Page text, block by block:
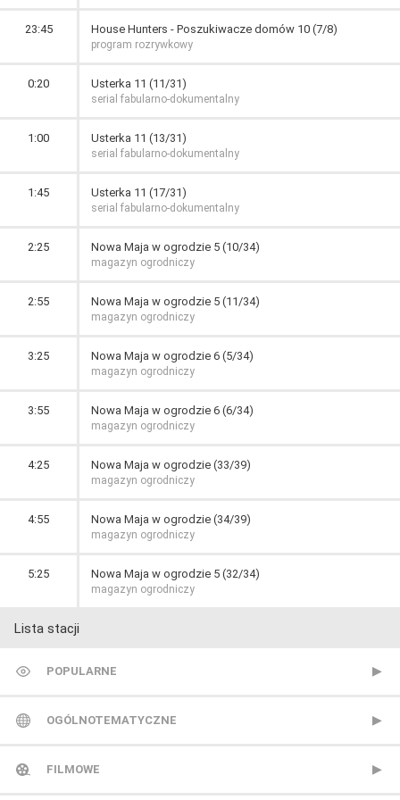
23:45 House Hunters - Poszukiwacze domów 10 (7/8)
program rozrywkowy
0:20 Usterka 11 (11/31)
serial fabularno-dokumentalny
1:00 Usterka 11 (13/31)
serial fabularno-dokumentalny
1:45 Usterka 11 (17/31)
serial fabularno-dokumentalny
2:25 Nowa Maja w ogrodzie 5 (10/34)
magazyn ogrodniczy
2:55 Nowa Maja w ogrodzie 5 (11/34)
magazyn ogrodniczy
3:25 Nowa Maja w ogrodzie 6 (5/34)
magazyn ogrodniczy
3:55 Nowa Maja w ogrodzie 6 (6/34)
magazyn ogrodniczy
4:25 Nowa Maja w ogrodzie (33/39)
magazyn ogrodniczy
4:55 Nowa Maja w ogrodzie (34/39)
magazyn ogrodniczy
5:25 Nowa Maja w ogrodzie 5 (32/34)
magazyn ogrodniczy
Lista stacji
POPULARNE
TVP 1
TVP 2
OGÓLNOTEMATYCZNE
Metro TV
FILMOWE